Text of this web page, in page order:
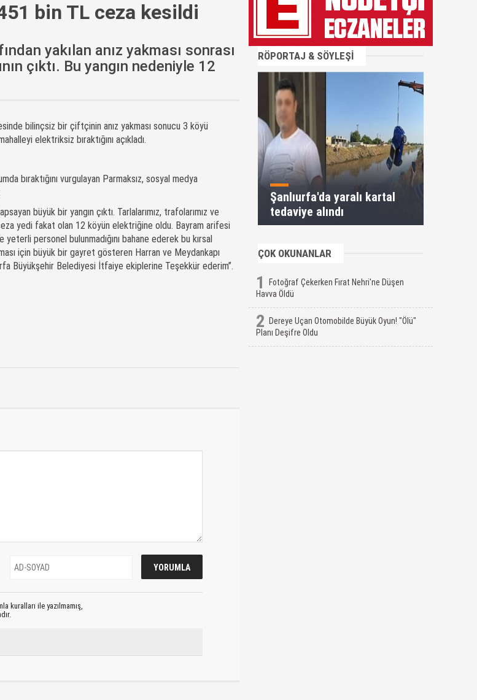
451 bin TL ceza kesildi
yakılan anız yakması sonrası
çıktı. Bu yangın nedeniyle 12
bilinçsiz bir çiftçinin anız yakması sonucu 3 köyü
elektriksiz bıraktığını açıkladı.
bıraktığını vurgulayan Parmaksız, sosyal medya
büyük bir yangın çıktı. Tarlalarımız, trafolarımız ve
yedi fakat olan 12 köyün elektriğine oldu. Bayram arifesi
personel bulunmadığını bahane ederek bu kırsal
için büyük bir gayret gösteren Harran ve Meydankapı
Büyükşehir Belediyesi İtfaiye ekiplerine Teşekkür ederim”.
kuralları ile yazılmamış,
RÖPORTAJ & SÖYLEŞİ
Şanlıurfa'da yaralı kartal
tedaviye alındı
ÇOK OKUNANLAR
1
Fotoğraf Çekerken Fırat Nehri'ne Düşen
Havva Öldü
2
Dereye Uçan Otomobilde Büyük Oyun! "Ölü"
Planı Deşifre Oldu